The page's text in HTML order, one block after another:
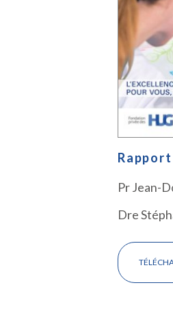
Pr Jean-
Dre